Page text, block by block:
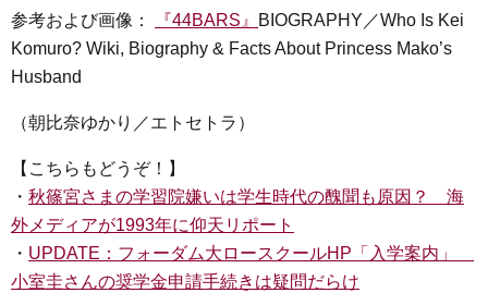
参考および画像： 『44BARS』
BIOGRAPHY／Who Is Kei
Komuro? Wiki, Biography & Facts About Princess Mako’s
Husband
（朝比奈ゆかり／エトセトラ）
【こちらもどうぞ！】
・ 秋篠宮さまの学習院嫌いは学生時代の醜聞も原因？ 海
外メディアが1993年に仰天リポート
・ UPDATE：フォーダム大ロースクールHP「入学案内」
小室圭さんの奨学金申請手続きは疑問だらけ